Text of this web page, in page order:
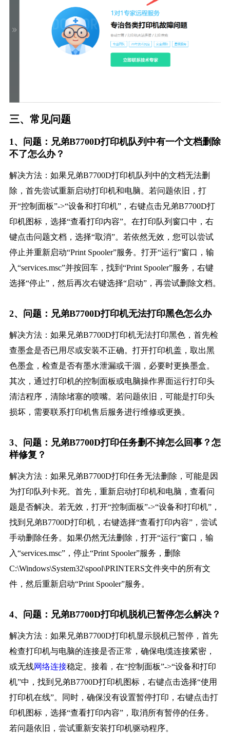
三、常见问题
1、问题：兄弟B7700D打印机队列中有一个文档删除
不了怎么办？
解决方法：如果兄弟B7700D打印机队列中的文档无法删
除，首先尝试重新启动打印机和电脑。若问题依旧，打
开“控制面板”->“设备和打印机”，右键点击兄弟B7700D打
印机图标，选择“查看打印内容”。在打印队列窗口中，右
键点击问题文档，选择“取消”。若依然无效，您可以尝试
停止并重新启动“Print Spooler”服务。打开“运行”窗口，输
入“services.msc”并按回车，找到“Print Spooler”服务，右键
选择“停止”，然后再次右键选择“启动”，再尝试删除文档。
2、问题：兄弟B7700D打印机无法打印黑色怎么办
解决方法：如果兄弟B7700D打印机无法打印黑色，首先检
查墨盒是否已用尽或安装不正确。打开打印机盖，取出黑
色墨盒，检查是否有墨水泄漏或干涸，必要时更换墨盒。
其次，通过打印机的控制面板或电脑操作界面运行打印头
清洁程序，清除堵塞的喷嘴。若问题依旧，可能是打印头
损坏，需要联系打印机售后服务进行维修或更换。
3、问题：兄弟B7700D打印任务删不掉怎么回事？怎
样修复？
解决方法：如果兄弟B7700D打印任务无法删除，可能是因
为打印队列卡死。首先，重新启动打印机和电脑，查看问
题是否解决。若无效，打开“控制面板”->“设备和打印机”，
找到兄弟B7700D打印机，右键选择“查看打印内容”，尝试
手动删除任务。如果仍然无法删除，打开“运行”窗口，输
入“services.msc”，停止“Print Spooler”服务，删除
C:\Windows\System32\spool\PRINTERS文件夹中的所有文
件，然后重新启动“Print Spooler”服务。
4、问题：兄弟B7700D打印机脱机已暂停怎么解决？
解决方法：如果兄弟B7700D打印机显示脱机已暂停，首先
检查打印机与电脑的连接是否正常，确保电缆连接紧密，
或无线网络连接稳定。接着，在“控制面板”->“设备和打印
机”中，找到兄弟B7700D打印机图标，右键点击选择“使用
打印机在线”。同时，确保没有设置暂停打印，右键点击打
印机图标，选择“查看打印内容”，取消所有暂停的任务。
若问题依旧，尝试重新安装打印机驱动程序。